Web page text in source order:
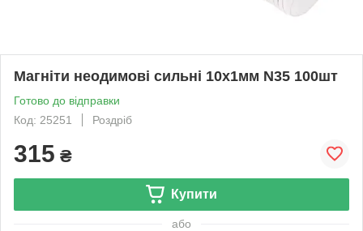
Магніти неодимові сильні 10x1мм N35 100шт
Готово до відправки
Код: 25251
Роздріб
315 ₴
Купити
або